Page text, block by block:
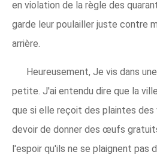
en violation de la règle des
garde leur poulailler juste contre
arrière.
Heureusement, Je vis dans
petite. J'ai entendu dire que la
que si elle reçoit des plaintes des
devoir de donner des œufs
l'espoir qu'ils ne se plaignent pas